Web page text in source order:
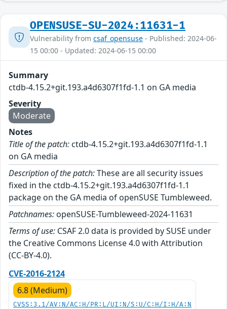
OPENSUSE-SU-2024:11631-1
Vulnerability from csaf_opensuse - Published: 2024-06-
15 00:00 - Updated: 2024-06-15 00:00
Summary
ctdb-4.15.2+git.193.a4d6307f1fd-1.1 on GA media
Severity
Moderate
Notes
Title of the patch: ctdb-4.15.2+git.193.a4d6307f1fd-1.1
on GA media
Description of the patch:These are all security issues
fixed in the ctdb-4.15.2+git.193.a4d6307f1fd-1.1
package on the GA media of openSUSE Tumbleweed.
Patchnames: openSUSE-Tumbleweed-2024-11631
Terms of use: CSAF 2.0 data is provided by SUSE under
the Creative Commons License 4.0 with Attribution
(CC-BY-4.0).
CVE-2016-2124
6.8 (Medium)
CVSS:3.1/AV:N/AC:H/PR:L/UI:N/S:U/C:H/I:H/A:N